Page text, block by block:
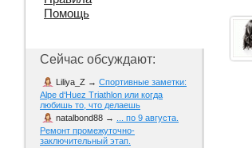
Помощь
Сейчас обсуждают:
Liliya_Z → Спортивные заметки:
Alpe d‘Huez Triathlon или когда
любишь то, что делаешь
natalbond88 → ... по 9 августа.
Ремонт промежуточно-
заключительный этап.